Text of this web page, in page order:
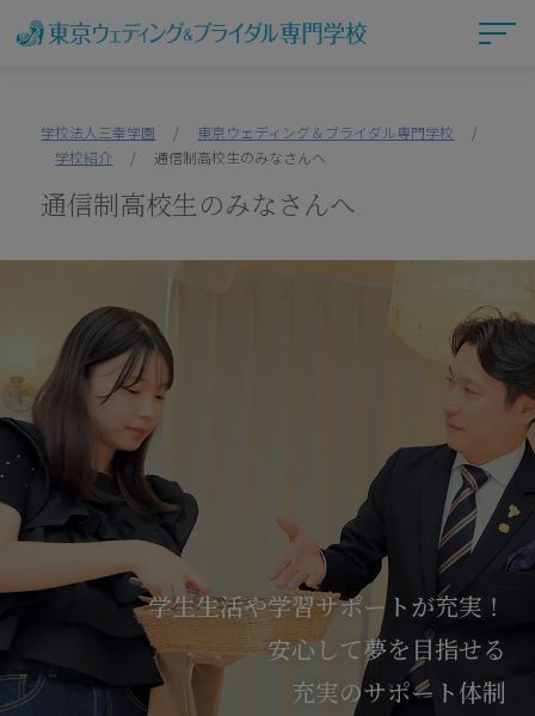
学校法人三幸学園 / 東京ウェディング＆ブライダル専門学校
/
学校紹介
/ 通信制高校生のみなさんへ
通信制高校生のみなさんへ
学生生活や学習サポートが充実！
安心して夢を目指せる
充実のサポート体制